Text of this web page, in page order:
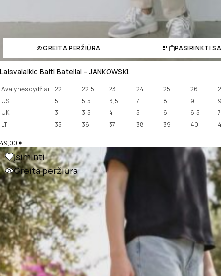
GREITA PERŽIŪRA PASIRINKTI
Laisvalaikio Balti Bateliai – JANKOWSKI.
Avalynės dydžiai 22 22,5 23 24 25 26
US
5 5,5 6,5 7 8 9
UK
3 3,5 4 5 6 6,5
7
LT
35 36 37 38 39 40
49,00 €
Įsiminti
Greita peržiūra